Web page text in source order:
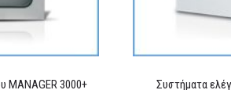
MANAGER 3000+ Συστήματα